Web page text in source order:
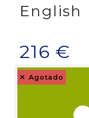
English
216 €
Agotado